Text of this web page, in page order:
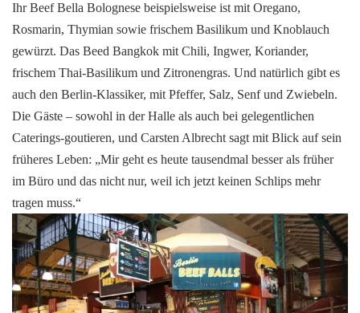
Ihr Beef Bella Bolognese beispielsweise ist mit Oregano,
Rosmarin, Thymian sowie frischem Basilikum und Knoblauch
gewürzt. Das Beed Bangkok mit Chili, Ingwer, Koriander,
frischem Thai-Basilikum und Zitronengras. Und natürlich gibt es
auch den Berlin-Klassiker, mit Pfeffer, Salz, Senf und Zwiebeln.
Die Gäste – sowohl in der Halle als auch bei gelegentlichen
Caterings-goutieren, und Carsten Albrecht sagt mit Blick auf sein
früheres Leben: „Mir geht es heute tausendmal besser als früher
im Büro und das nicht nur, weil ich jetzt keinen Schlips mehr
tragen muss.“